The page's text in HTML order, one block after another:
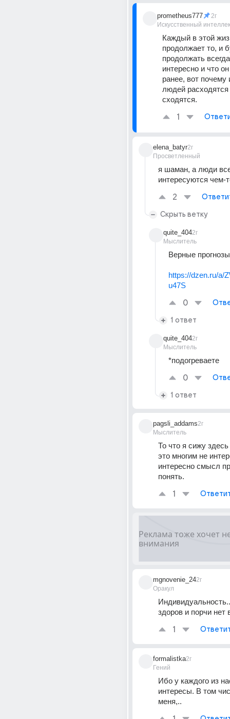
prometheus777
Искусственный
2г
Каждый в этой
продолжает то, и
продолжать
интересно и что
ранее, вот почему
людей расходятся
сходятся.
1
elena_batyr
Просветленный
2г
я шаман, а люди
интересуются чем-
2
Скрыть ветку
quite_404
Мыслитель
2г
Верные
https://dzen.ru/a/
u47S
0
1 ответ
quite_404
Мыслитель
2г
*подогреваете
0
1 ответ
pagsli_addams
Мыслитель
2г
То что я сижу
это многим не
интересно смысл
понять.
1
mgnovenie_24
Оракул
2г
здоров и порчи нет
1
formalistka
Гений
2г
Ибо у каждого из
интересы. В том
меня,..